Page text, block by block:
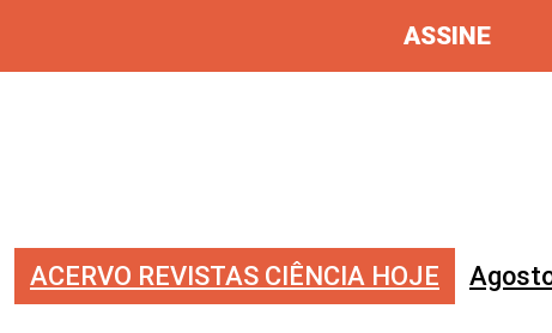
ASSINE
ACERVO REVISTAS CIÊNCIA HOJE